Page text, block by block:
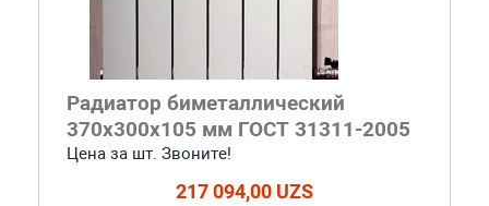
Радиатор биметаллический
370x300x105 мм ГОСТ 31311-2005
Цена за шт. Звоните!
217 094,00 UZS